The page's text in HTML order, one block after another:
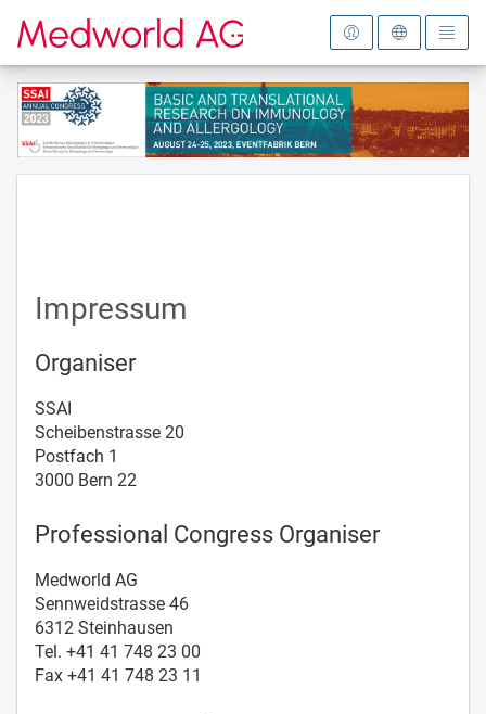
To the homepage
Impressum
Organiser
SSAI
Scheibenstrasse 20
Postfach 1
3000 Bern 22
Professional Congress Organiser
Medworld AG
Sennweidstrasse 46
6312 Steinhausen
Tel. +41 41 748 23 00
Fax +41 41 748 23 11